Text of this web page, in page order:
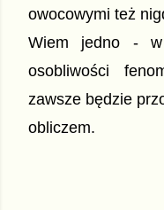
owocowymi też
Wiem jedno - w
osobliwości
zawsze będzie
obliczem.